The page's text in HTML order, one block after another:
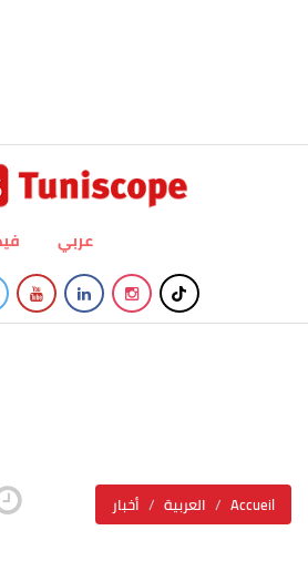
عربي
أخبار العربية Accueil